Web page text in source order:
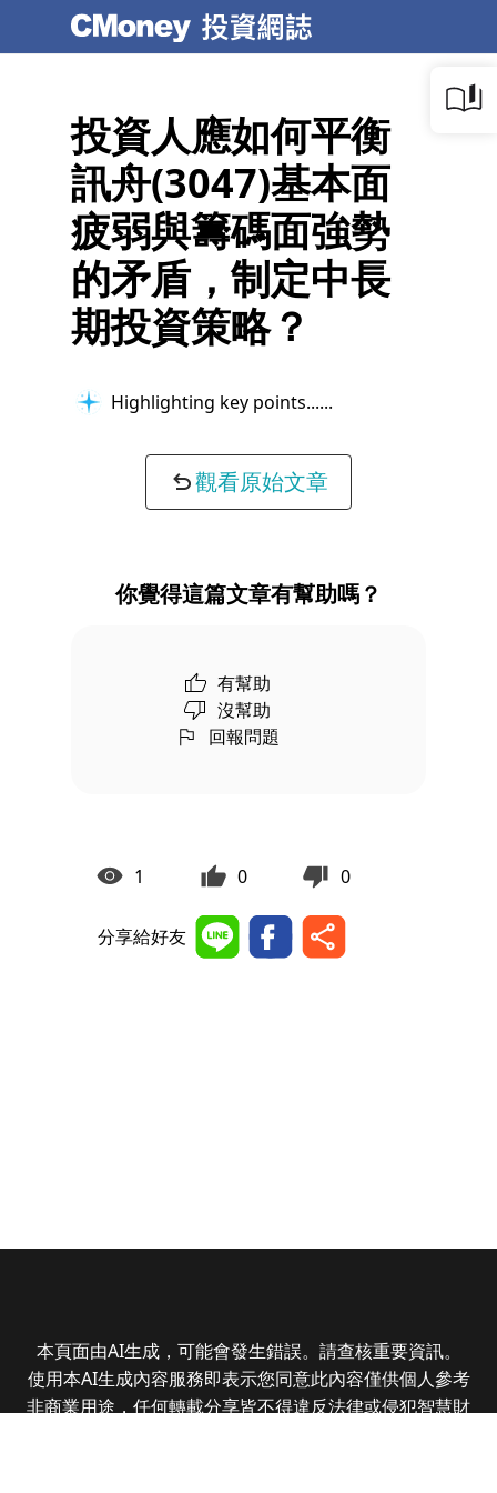
投資人應如何平衡
訊舟(3047)基本面
疲弱與籌碼面強勢
的矛盾，制定中長
期投資策略？
Highlighting key points...
觀看原始文章
你覺得這篇文章有幫助嗎？
有幫助
沒幫助
回報問題
1 0 0
分享給好友
本頁面由AI生成，可能會發生錯誤。請查核重要資訊。
使用本AI生成內容服務即表示您同意此內容僅供個人參考
非商業用途，任何轉載分享皆不得違反法律或侵犯智慧財